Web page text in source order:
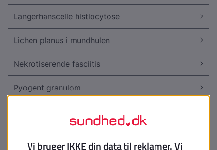
Langerhanscelle histiocytose
Lichen planus i mundhulen
Nekrotiserende fasciitis
Pyogent granulom